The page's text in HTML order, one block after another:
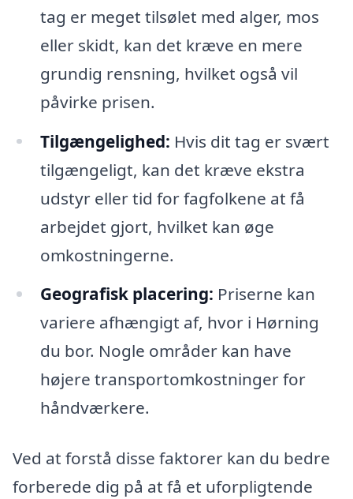
tag er meget tilsølet med alger, mos
eller skidt, kan det kræve en mere
grundig rensning, hvilket også vil
påvirke prisen.
Tilgængelighed: Hvis dit tag er svært
tilgængeligt, kan det kræve ekstra
udstyr eller tid for fagfolkene at få
arbejdet gjort, hvilket kan øge
omkostningerne.
Geografisk placering: Priserne kan
variere afhængigt af, hvor i Hørning
du bor. Nogle områder kan have
højere transportomkostninger for
håndværkere.
Ved at forstå disse faktorer kan du bedre
forberede dig på at få et uforpligtende